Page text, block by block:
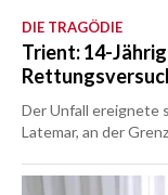
DIE TRAGÖDIE
Trient: 14-
Der Unfall ereignete
Latemar, an der